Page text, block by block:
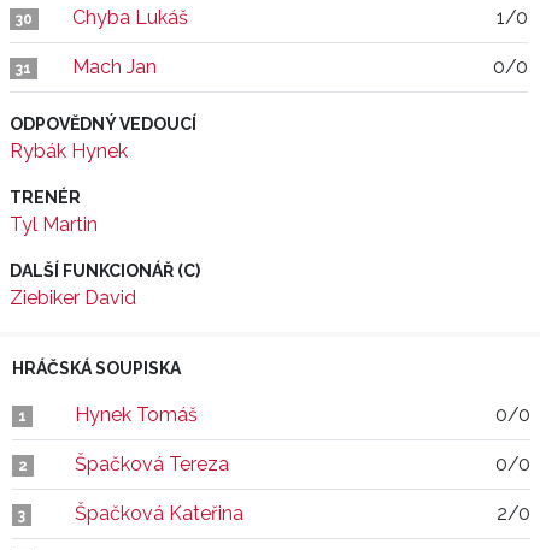
30 Chyba Lukáš 1/0
31 Mach Jan 0/0
ODPOVĚDNÝ VEDOUCÍ
Rybák Hynek
TRENÉR
Tyl Martin
DALŠÍ FUNKCIONÁŘ (C)
Ziebiker David
HRÁČSKÁ SOUPISKA
1 Hynek Tomáš 0/0
2 Špačková Tereza 0/0
3 Špačková Kateřina 2/0